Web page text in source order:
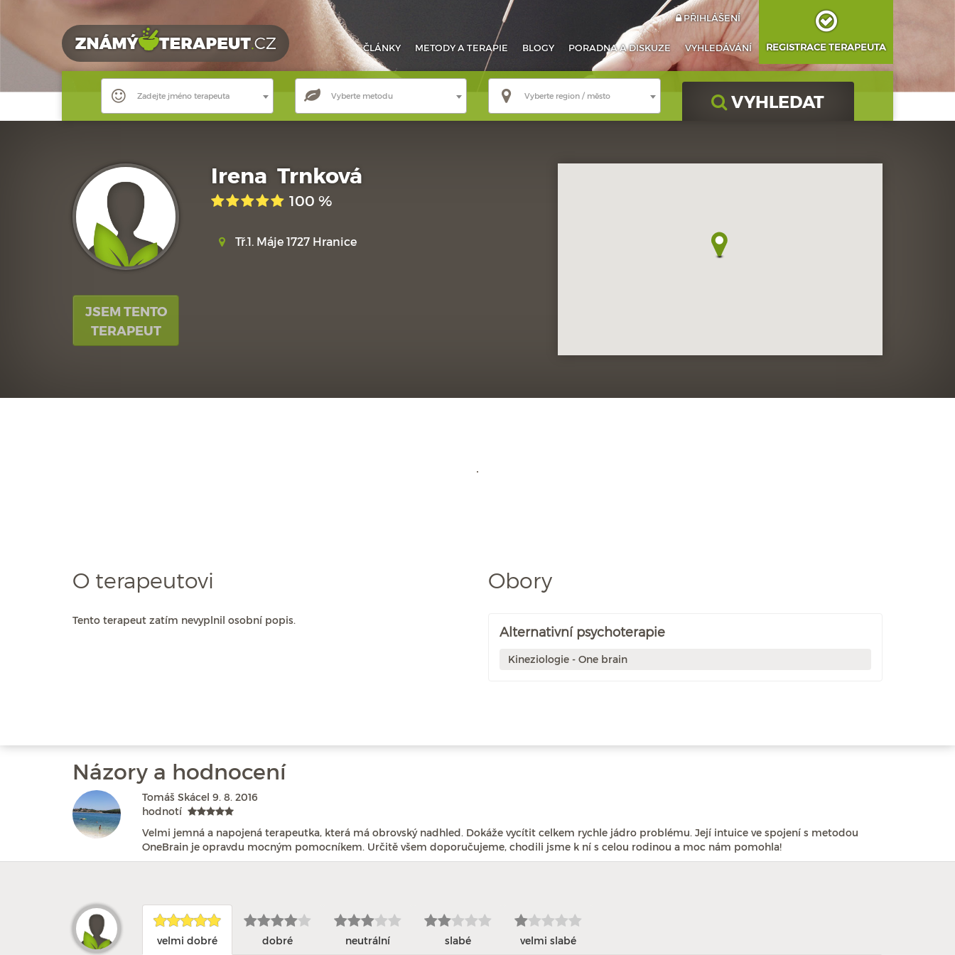
ČLÁNKY METODYA TERAPIE BLOGY PORADNAA DISKUZE VYHLEDÁVÁNÍ
PŘIHLÁŠENÍ
REGISTRACE TERAPEUTA
Zadejte jméno terapeuta Vyberte metodu Vyberte region / město VYHLEDAT
JSEM TENTO
TERAPEUT
Irena Trnková
100 %
Tř.1. Máje 1727 Hranice
O terapeutovi
Tento terapeut zatím nevyplnil osobní popis.
Obory
Alternativní psychoterapie
Kineziologie - One brain
Názory a hodnocení
Tomáš Skácel 9. 8. 2016
hodnotí
Velmi jemná a napojená terapeutka, která má obrovský nadhled. Dokáže vycítit celkem rychle jádro problému. Její intuice ve spojení s metodou
OneBrain je opravdu mocným pomocníkem. Určitě všem doporučujeme, chodili jsme k ní s celou rodinou a moc nám pomohla!
velmi dobré dobré neutrální slabé velmi slabé